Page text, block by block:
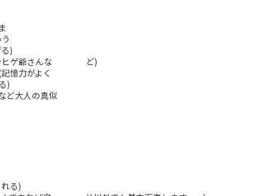
)
ンヒゲ爺さんな ど)
憶力がよく
)
ど大人の真似
る)